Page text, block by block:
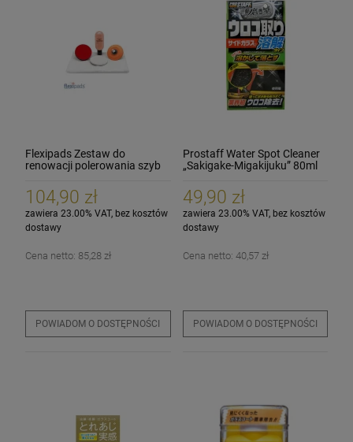
Flexipads Zestaw do
renowacji polerowania szyb
104,90 zł
zawiera 23.00% VAT, bez kosztów
dostawy
Cena netto: 85,28 zł
POWIADOM O DOSTĘPNOŚCI
Prostaff Water Spot Cleaner
„Sakigake-Migakijuku” 80ml
49,90 zł
zawiera 23.00% VAT, bez kosztów
dostawy
Cena netto: 40,57 zł
POWIADOM O DOSTĘPNOŚCI